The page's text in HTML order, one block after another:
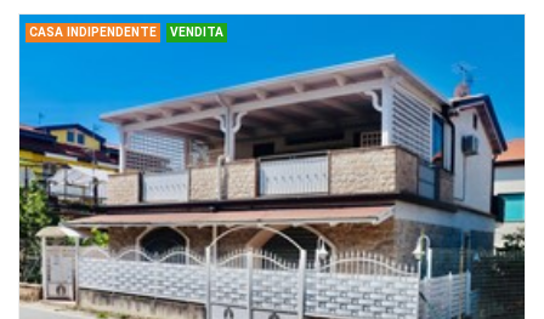
CASA INDIPENDENTE VENDITA